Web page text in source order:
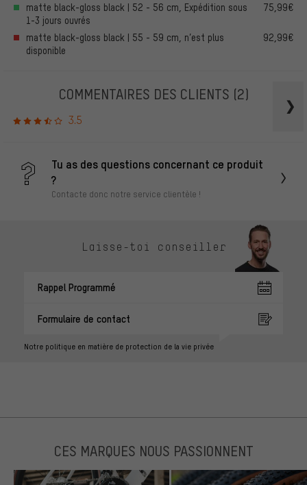
matte black-gloss black | 52 - 56 cm, Expédition sous
1-3 jours ouvrés
75,99€
matte black-gloss black | 55 - 59 cm, n’est plus
disponible
92,99€
COMMENTAIRES DES CLIENTS (2)
3.5
Tu as des questions concernant ce produit
?
Contacte donc notre service clientèle !
Laisse-toi conseiller
Rappel Programmé
Formulaire de contact
Notre politique en matière de protection de la vie privée
CES MARQUES NOUS PASSIONNENT